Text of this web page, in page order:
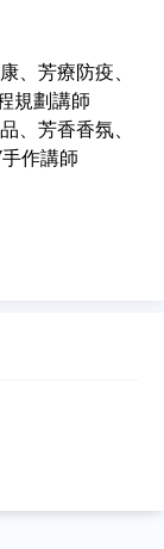
、芳療防疫、
規劃講師
、芳香香氛、
作講師